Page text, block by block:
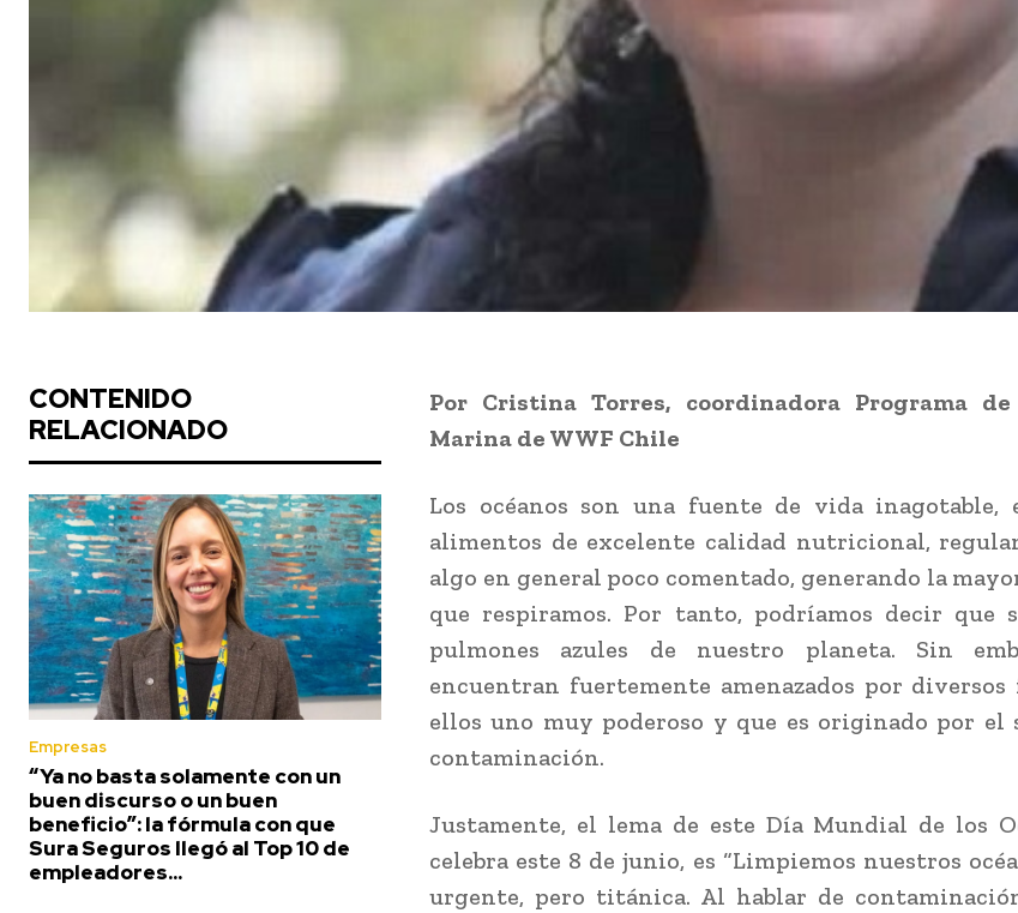
CONTENIDO
RELACIONADO
Empresas
“Ya no basta solamente con un
buen discurso o un buen
beneficio”: la fórmula con que
Sura Seguros llegó al Top 10 de
empleadores...
Por Cristina Torres, coordinadora Programa de
Marina de WWF Chile
Los océanos son una fuente de vida inagotable,
alimentos de excelente calidad nutricional,
algo en general poco comentado, generando la
que respiramos. Por tanto, podríamos decir que
pulmones azules de nuestro planeta. Sin
encuentran fuertemente amenazados por diversos
ellos uno muy poderoso y que es originado por el
contaminación.
Justamente, el lema de este Día Mundial de los
celebra este 8 de junio, es “Limpiemos nuestros
urgente, pero titánica. Al hablar de